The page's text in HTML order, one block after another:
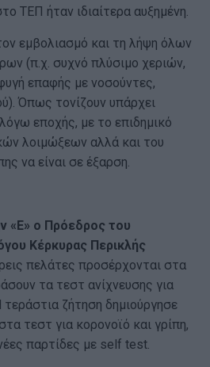
ΤΕΠ ήταν ιδιαίτερα αυξημένη.
εμβολιασμό και τη λήψη όλων
(π.χ. συχνό πλύσιμο χεριών,
επαφής με νοσούντες,
Όπως τονίζουν υπάρχει
εποχής, με το επιδημικό
λοιμώξεων αλλά και του
να είναι σε έξαρση.
«Ε» ο Πρόεδρος του
Κέρκυρας Περικλής
πελάτες προσέρχονται στα
τα τεστ ανίχνευσης για
τεράστια ζήτηση δημιούργησε
τεστ για κορονοϊό και γρίπη,
παρτίδες με self test.